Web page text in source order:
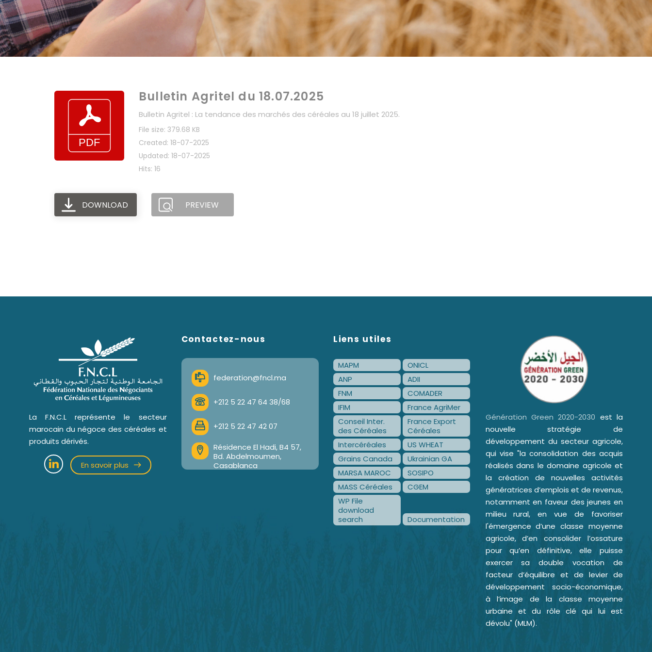
Bulletin Agritel du 18.07.2025
Bulletin Agritel : La tendance des marchés des céréales au 18 juillet 2025.
File size: 379.68 KB
Created: 18-07-2025
Updated: 18-07-2025
Hits: 16
DOWNLOAD PREVIEW
La F.N.C.L représente le secteur
marocain du négoce des céréales et
produits dérivés.
En savoir plus
Contactez-nous
federation@fncl.ma
+212 5 22 47 64 38/68
+212 5 22 47 42 07
Résidence El Hadi, B4 57,
Bd. Abdelmoumen,
Casablanca
Liens utiles
MAPM
ONICL
ANP
ADII
FNM
COMADER
IFIM
France AgriMer
Conseil Inter.
des Céréales
France Export
Céréales
Intercéréales
US WHEAT
Grains Canada
Ukrainian GA
MARSA MAROC
SOSIPO
MASS Céréales
CGEM
WP File
download
search
Documentation
Génération Green 2020-2030 est la
nouvelle stratégie de
développement du secteur agricole,
qui vise "la consolidation des acquis
réalisés dans le domaine agricole et
la création de nouvelles activités
génératrices d’emplois et de revenus,
notamment en faveur des jeunes en
milieu rural, en vue de favoriser
l'émergence d’une classe moyenne
agricole, d’en consolider l’ossature
pour qu’en définitive, elle puisse
exercer sa double vocation de
facteur d’équilibre et de levier de
développement socio-économique,
à l’image de la classe moyenne
urbaine et du rôle clé qui lui est
dévolu" (MLM).